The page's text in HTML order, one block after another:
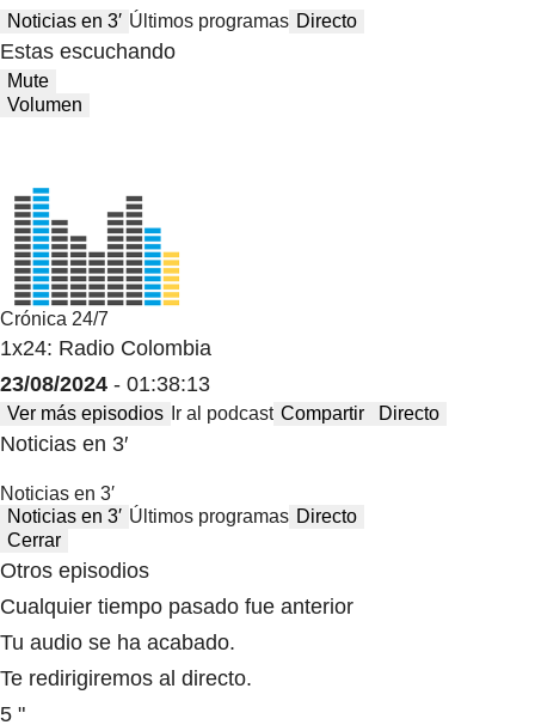
Noticias en 3′ Últimos programas Directo
Estas escuchando
Mute
Volumen
Crónica 24/7
1x24: Radio Colombia
23/08/2024 - 01:38:13
Ver más episodios Ir al podcast Compartir Directo
Noticias en 3′
Noticias en 3′
Noticias en 3′ Últimos programas Directo
Cerrar
Otros episodios
Cualquier tiempo pasado fue anterior
Tu audio se ha acabado.
Te redirigiremos al directo.
5 "